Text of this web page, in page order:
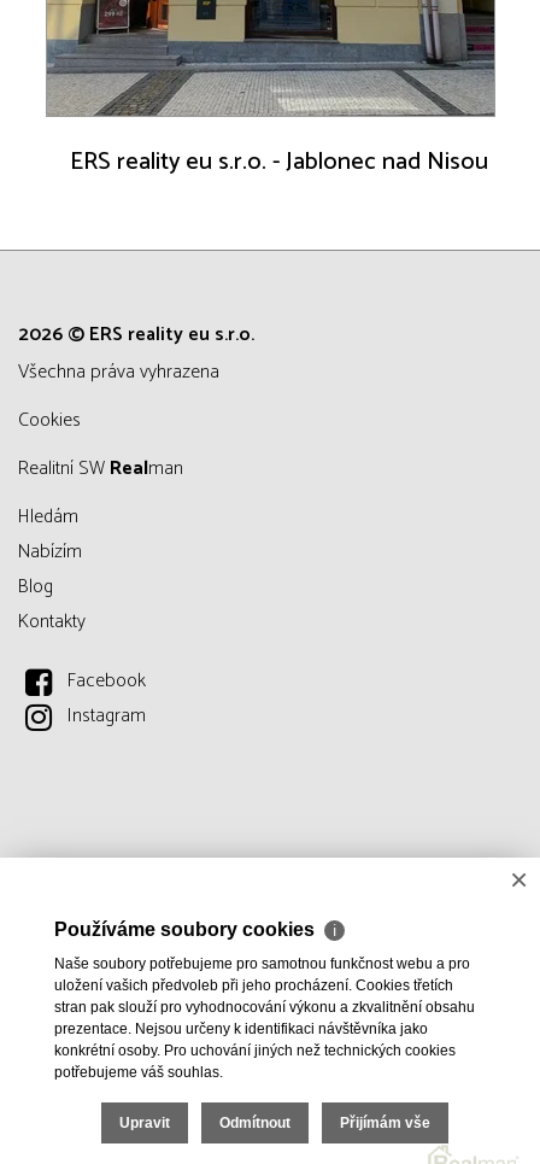
ERS reality eu s.r.o. - Jablonec nad Nisou
2026 © ERS reality eu s.r.o.
všechna práva vyhrazena
Cookies
Realitní SWRealman
Hledám
Nabízím
Blog
Kontakty
Facebook
Instagram
×
Používáme soubory cookies ℹ
Naše soubory potřebujeme pro samotnou funkčnost webu a pro
uložení vašich předvoleb při jeho procházení. Cookies třetích
stran pak slouží pro vyhodnocování výkonu a zkvalitnění obsahu
prezentace. Nejsou určeny k identifikaci návštěvníka jako
konkrétní osoby. Pro uchování jiných než technických cookies
potřebujeme váš souhlas.
Upravit Odmítnout Přijímám vše